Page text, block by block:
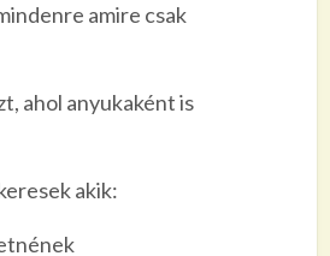
amire csak
ahol anyukaként is
akik: